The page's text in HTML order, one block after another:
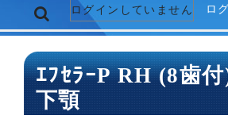
ログインしていません ロ
トップページ
ネット販売ページ
ｴﾌｾﾗｰP RH (8歯
下顎